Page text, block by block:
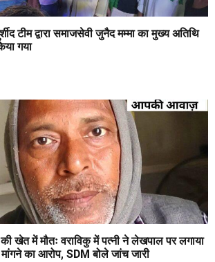
टीम द्वारा समाजसेवी जुनैद मम्मा का मुख्य अतिथि
गया
की खेत में मौतः वराविकु में पत्नी ने लेखपाल पर लगाया
का आरोप, SDM बोले जांच जारी